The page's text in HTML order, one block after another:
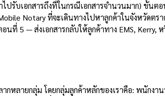
ไปรับเอกสารถึงที่ในกรณีเอกสารจำนวนมาก) ขั้
Notary ที่จะเดินทางไปหาลูกค้าในจังหวัดต
ที่ 5 — ส่งเอกสารกลับให้ลูกค้าทาง EMS,
ากหลายกลุ่ม โดยกลุ่มลูกค้าหลักของเราคือ: พนั